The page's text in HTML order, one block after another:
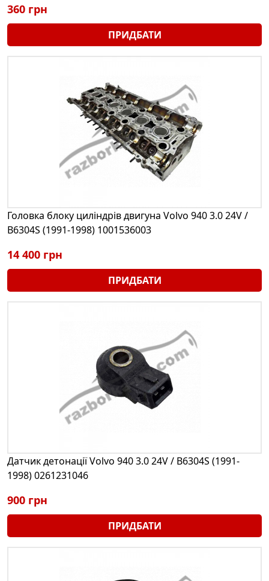
360 грн
ПРИДБАТИ
Головка блоку циліндрів двигуна Volvo 940 3.0 24V /
B6304S (1991-1998) 1001536003
14 400 грн
ПРИДБАТИ
Датчик детонації Volvo 940 3.0 24V / B6304S (1991-
1998) 0261231046
900 грн
ПРИДБАТИ